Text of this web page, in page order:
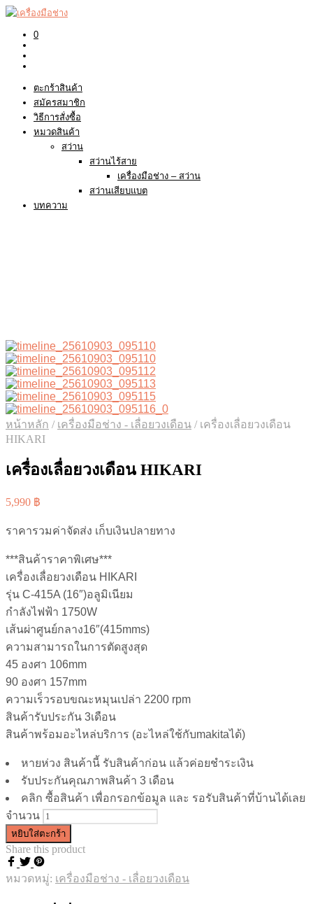
0
ตะกร้าสินค้า
สมัครสมาชิก
วิธีการสั่งซื้อ
หมวดสินค้า
สว่าน
สว่านไร้สาย
เครื่องมือช่าง – สว่าน
สว่านเสียบแบต
บทความ
หน้าหลัก / เครื่องมือช่าง - เลื่อยวงเดือน /เครื่องเลื่อยวงเดือน
HIKARI
เครื่องเลื่อยวงเดือน HIKARI
5,990 ฿
ราคารวมค่าจัดส่ง เก็บเงินปลายทาง
***สินค้าราคาพิเศษ***
เครื่องเลื่อยวงเดือน HIKARI
รุ่น C-415A (16″)อลูมิเนียม
กำลังไฟฟ้า 1750W
เส้นผ่าศูนย์กลาง16″(415mms)
ความสามารถในการตัดสูงสุด
45 องศา 106mm
90 องศา 157mm
ความเร็วรอบขณะหมุนเปล่า 2200 rpm
สินค้ารับประกัน 3เดือน
สินค้าพร้อมอะไหล่บริการ (อะไหล่ใช้กับmakitaได้)
หายห่วง สินค้านี้ รับสินค้าก่อน แล้วค่อยชำระเงิน
รับประกันคุณภาพสินค้า 3 เดือน
คลิก ซื้อสินค้า เพื่อกรอกข้อมูล และ รอรับสินค้าที่บ้านได้เลย
จำนวน
หยิบใส่ตะกร้า
Share this product
หมวดหมู่: เครื่องมือช่าง - เลื่อยวงเดือน